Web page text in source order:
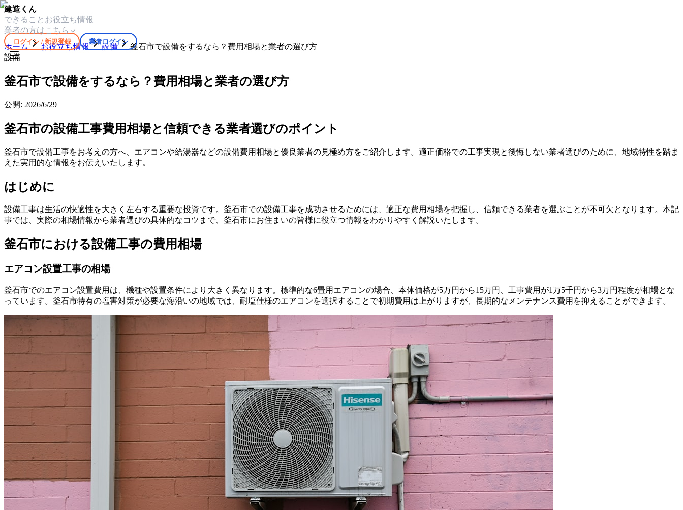
建造くん
できること お役立ち情報
業者の方はこちら
ログイン / 新規登録 業者ログイン
ホーム お役立ち情報 設備
釜石市で設備をするなら？費用相場と業者の選び方
設備
釜石市で設備をするなら？費用相場と業者の選び方
公開: 2026/6/29
釜石市の設備工事費用相場と信頼できる業者選びのポイント
釜石市で設備工事をお考えの方へ、エアコンや給湯器などの設備費用相場と優良業者の見極め方をご紹介します。適正価格での工事実現と後悔しない業者選びのために、地域特性を踏ま
えた実用的な情報をお伝えいたします。
はじめに
設備工事は生活の快適性を大きく左右する重要な投資です。釜石市での設備工事を成功させるためには、適正な費用相場を把握し、信頼できる業者を選ぶことが不可欠となります。本記
事では、実際の相場情報から業者選びの具体的なコツまで、釜石市にお住まいの皆様に役立つ情報をわかりやすく解説いたします。
釜石市における設備工事の費用相場
エアコン設置工事の相場
釜石市でのエアコン設置費用は、機種や設置条件により大きく異なります。標準的な6畳用エアコンの場合、本体価格が5万円から15万円、工事費用が1万5千円から3万円程度が相場とな
っています。釜石市特有の塩害対策が必要な海沿いの地域では、耐塩仕様のエアコンを選択することで初期費用は上がりますが、長期的なメンテナンス費用を抑えることができます。